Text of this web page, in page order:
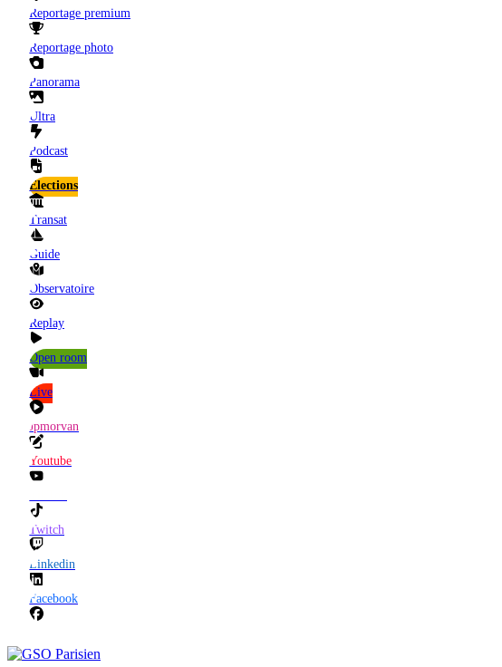
Reportage premium
Reportage photo
Panorama
Ultra
Podcast
Elections
Transat
Guide
Observatoire
Replay
Open room
Live
Jpmorvan
Youtube
Twitch
Linkedin
Facebook